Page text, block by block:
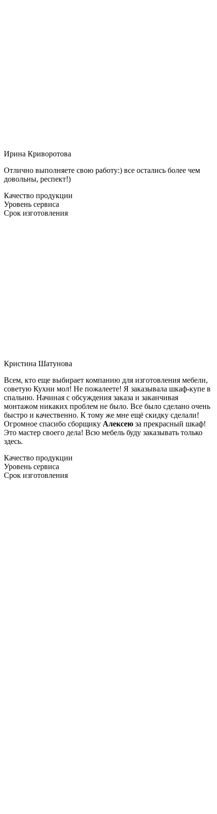
Ирина Криворотова
Отлично выполняете свою работу:) все остались более чем
довольны, респект!)
Качество продукции
Уровень сервиса
Срок изготовления
Кристина Шатунова
Всем, кто еще выбирает компанию для изготовления мебели,
советую Кухни мол! Не пожалеете! Я заказывала шкаф-купе в
спальню. Начиная с обсуждения заказа и заканчивая
монтажом никаких проблем не было. Все было сделано очень
быстро и качественно. К тому же мне ещё скидку сделали!
Огромное спасибо сборщику Алексею за прекрасный шкаф!
Это мастер своего дела! Всю мебель буду заказывать только
здесь.
Качество продукции
Уровень сервиса
Срок изготовления